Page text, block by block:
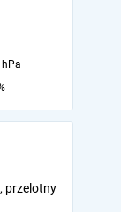
przelotny